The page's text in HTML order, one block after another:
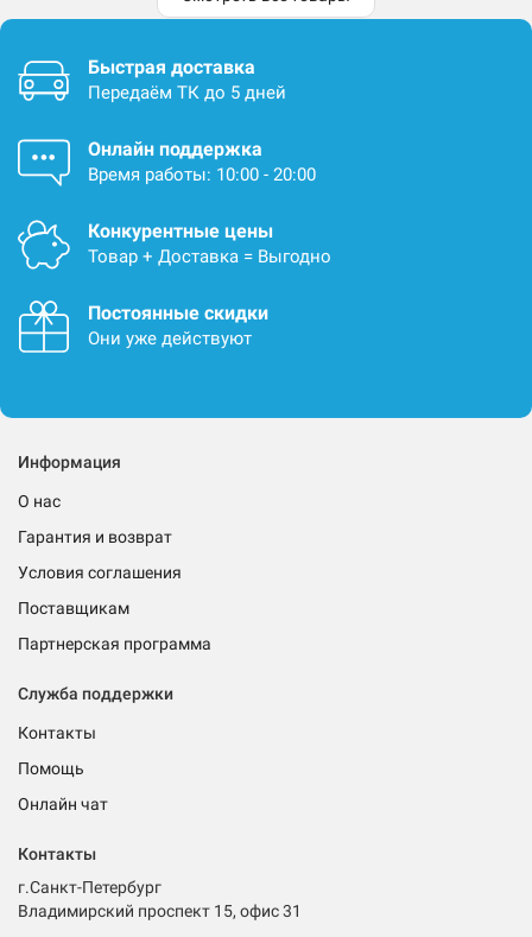
Быстрая доставка
Передаём ТК до 5 дней
Онлайн поддержка
Время работы: 10:00 - 20:00
Конкурентные цены
Товар + Доставка = Выгодно
Постоянные скидки
Они уже действуют
Информация
О нас
Гарантия и возврат
Условия соглашения
Поставщикам
Партнерская программа
Служба поддержки
Контакты
Помощь
Онлайн чат
Контакты
г.Санкт-Петербург
Владимирский проспект 15, офис 31